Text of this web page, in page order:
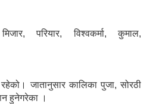
परियार, विश्वकर्मा, कुमाल,
जातानुसार कालिका पुजा, सोरठी
हुनेगरेका ।